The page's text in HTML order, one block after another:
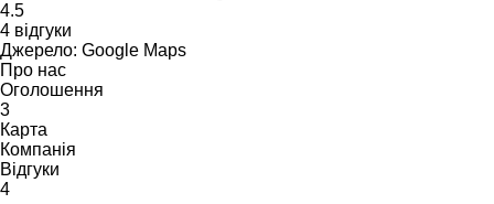
4.5
4 відгуки
Джерело: Google Maps
Про нас
Оголошення
3
Карта
Компанія
Відгуки
4